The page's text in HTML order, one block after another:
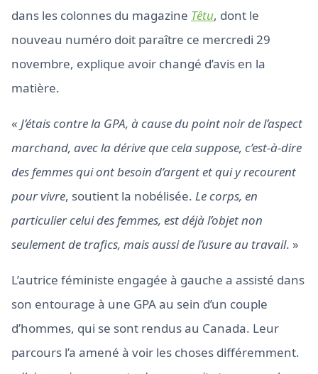
dans les colonnes du magazine Têtu, dont le
nouveau numéro doit paraître ce mercredi 29
novembre, explique avoir changé d’avis en la
matière.
« J’étais contre la GPA, à cause du point noir de l’aspect
marchand, avec la dérive que cela suppose, c’est-à-dire
des femmes qui ont besoin d’argent et qui y recourent
pour vivre, soutient la nobélisée. Le corps, en
particulier celui des femmes, est déjà l’objet non
seulement de trafics, mais aussi de l’usure au travail. »
L’autrice féministe engagée à gauche a assisté dans
son entourage à une GPA au sein d’un couple
d’hommes, qui se sont rendus au Canada. Leur
parcours l’a amené à voir les choses différemment.